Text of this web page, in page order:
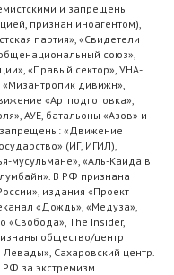
и запрещены
признан иноагентом),
партия», «Свидетели
союз»,
«Правый сектор», УНА-
дивижн»,
«Артподготовка»,
АУЕ, батальоны «Азов» и
«Движение
(ИГ, ИГИЛ),
мусульмане», «Аль-Каида в
В РФ признана
издания «Проект
«Дождь», «Медуза»,
«Свобода», The Insider,
общество/центр
Сахаровский центр.
за экстремизм.